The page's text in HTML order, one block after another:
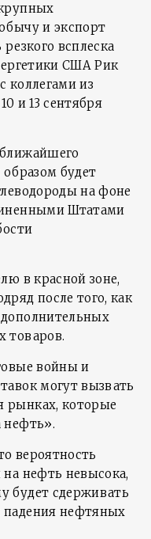
и экспорт
всплеска
США Рик
коллегами из
и 13 сентября
будет
на фоне
Штатами
в красной зоне,
после того, как
товаров.
войны и
могут вызвать
рынках, которые
нефть».
вероятность
нефть невысока,
будет сдерживать
нефтяных